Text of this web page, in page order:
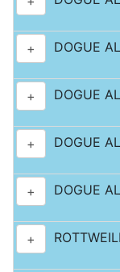
+ DOGUE
+ DOGUE
+ DOGUE
+ DOGUE
+